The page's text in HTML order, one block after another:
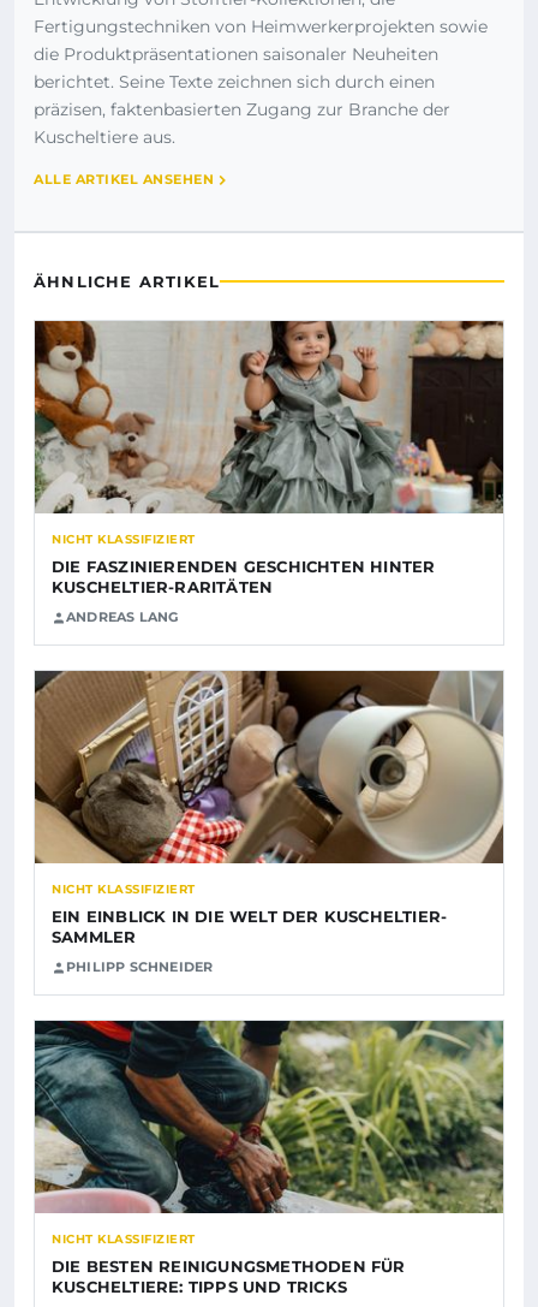
Fertigungstechniken von Heimwerkerprojekten sowie
die Produktpräsentationen saisonaler Neuheiten
berichtet. Seine Texte zeichnen sich durch einen
präzisen, faktenbasierten Zugang zur Branche der
Kuscheltiere aus.
ALLE ARTIKEL ANSEHEN
ÄHNLICHE ARTIKEL
NICHT KLASSIFIZIERT
DIE FASZINIERENDEN GESCHICHTEN HINTER
KUSCHELTIER-RARITÄTEN
ANDREAS LANG
NICHT KLASSIFIZIERT
EIN EINBLICK IN DIE WELT DER KUSCHELTIER-
SAMMLER
PHILIPP SCHNEIDER
NICHT KLASSIFIZIERT
DIE BESTEN REINIGUNGSMETHODEN FÜR
KUSCHELTIERE: TIPPS UND TRICKS